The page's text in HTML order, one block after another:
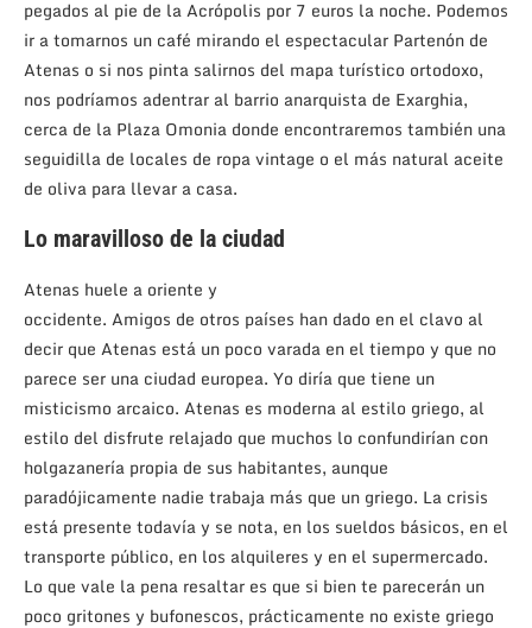
pegados al pie de la Acrópolis por 7 euros la noche. Podemos
ir a tomarnos un café mirando el espectacular Partenón de
Atenas o si nos pinta salirnos del mapa turístico ortodoxo,
nos podríamos adentrar al barrio anarquista de Exarghia,
cerca de la Plaza Omonia donde encontraremos también una
seguidilla de locales de ropa vintage o el más natural aceite
de oliva para llevar a casa.
Lo maravilloso de la ciudad
Atenas huele a oriente y
occidente. Amigos de otros países han dado en el clavo al
decir que Atenas está un poco varada en el tiempo y que no
parece ser una ciudad europea. Yo diría que tiene un
misticismo arcaico. Atenas es moderna al estilo griego, al
estilo del disfrute relajado que muchos lo confundirían con
holgazanería propia de sus habitantes, aunque
paradójicamente nadie trabaja más que un griego. La crisis
está presente todavía y se nota, en los sueldos básicos, en el
transporte público, en los alquileres y en el supermercado.
Lo que vale la pena resaltar es que si bien te parecerán un
poco gritones y bufonescos, prácticamente no existe griego